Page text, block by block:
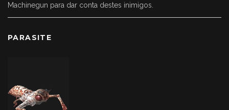
Machinegun para dar conta destes inimigos.
PARASITE